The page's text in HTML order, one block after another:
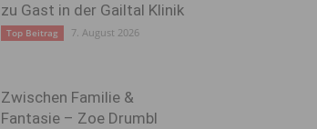
zu Gast in der Gailtal Klinik
Top Beitrag 7. August 2026
Zwischen Familie &
Fantasie – Zoe Drumbl